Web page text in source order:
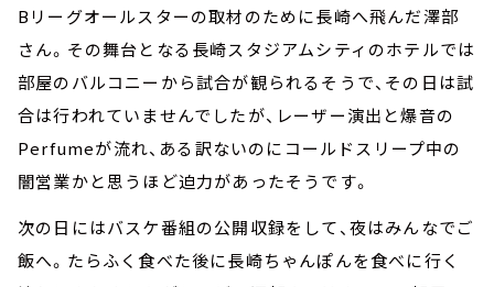
Bリーグオールスターの取材のために長崎へ飛んだ澤部
さん。その舞台となる長崎スタジアムシティのホテルでは
部屋のバルコニーから試合が観られるそうで、その日は試
合は行われていませんでしたが、レーザー演出と爆音の
Perfumeが流れ、ある訳ないのにコールドスリープ中の
闇営業かと思うほど迫力があったそうです。
次の日にはバスケ番組の公開収録をして、夜はみんなでご
飯へ。たらふく食べた後に長崎ちゃんぽんを食べに行く